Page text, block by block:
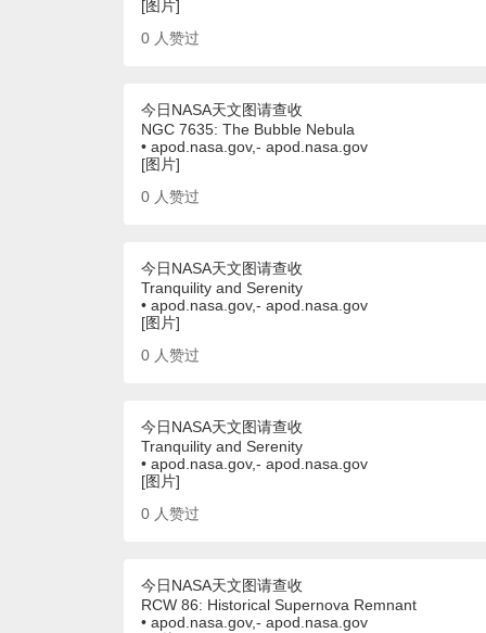
[图片]
0 人赞过
今日NASA天文图请查收
NGC 7635: The Bubble Nebula
• apod.nasa.gov,- apod.nasa.gov
[图片]
0 人赞过
今日NASA天文图请查收
Tranquility and Serenity
• apod.nasa.gov,- apod.nasa.gov
[图片]
0 人赞过
今日NASA天文图请查收
Tranquility and Serenity
• apod.nasa.gov,- apod.nasa.gov
[图片]
0 人赞过
今日NASA天文图请查收
RCW 86: Historical Supernova Remnant
• apod.nasa.gov,- apod.nasa.gov